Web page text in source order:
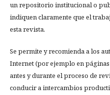
un repositorio institucional o
indiquen claramente que el
esta revista.
Se permite y recomienda a los
Internet (por ejemplo en
antes y durante el proceso de
conducir a intercambios